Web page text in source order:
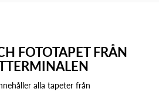
FOTOTAPET FRÅN
alla tapeter från